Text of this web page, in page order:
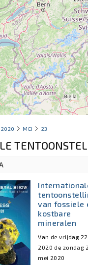
2020 MEI 23
van fossiele
kostbare
mineralen
Van de vrijdag
2020 de zondag
mei 2020